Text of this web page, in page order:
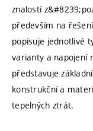
znalostí
především na
popisuje jednotlivé
varianty a napojení
představuje
konstrukční a
tepelných ztrát.